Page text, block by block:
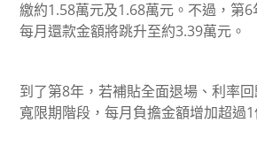
繳約1.58萬元及1.68萬元。不過，第
每月還款金額將跳升至約3.39萬元。
到了第8年，若補貼全面退場、利率
寬限期階段，每月負擔金額增加超過